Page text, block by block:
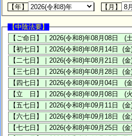
【年】
【月】
【中陰法要】